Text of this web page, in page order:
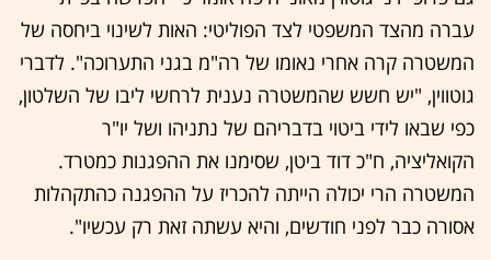
עברה מהצד המשפטי לצד הפוליטי: האות לשינוי ביחסה של
המשטרה קרה אחרי נאומו של רה"מ בגני התערוכה". לדברי
גוטווין, "יש חשש שהמשטרה נענית לרחשי ליבו של השלטון,
כפי שבאו לידי ביטוי בדבריהם של נתניהו ושל יו"ר
הקואליציה, ח"כ דוד ביטן, שסימנו את ההפגנות כמטרד.
המשטרה הרי יכולה הייתה להכריז על ההפגנה כהתקהלות
אסורה כבר לפני חודשים, והיא עשתה זאת רק עכשיו".